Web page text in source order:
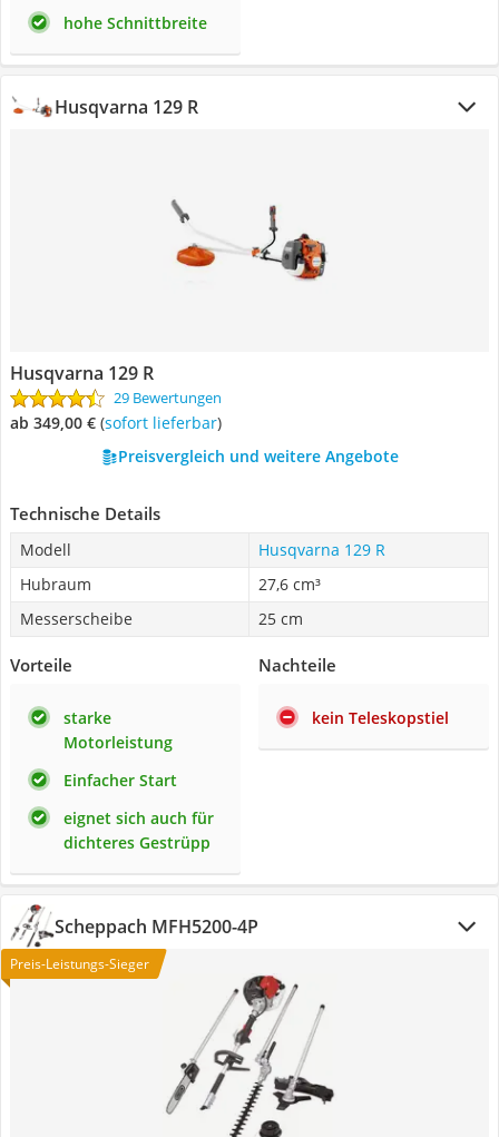
hohe Schnittbreite
Husqvarna 129 R
Husqvarna 129 R
29 Bewertungen
ab 349,00 € ( Sofort lieferbar)
Preisvergleich und weitere Angebote
Technische Details
Modell
Husqvarna 129 R
Hubraum
27,6 cm³
Messerscheibe
25 cm
Vorteile
starke
Motorleistung
Einfacher Start
eignet sich auch für
dichteres Gestrüpp
Nachteile
kein Teleskopstiel
Scheppach MFH5200-4P
Preis-Leistungs-Sieger